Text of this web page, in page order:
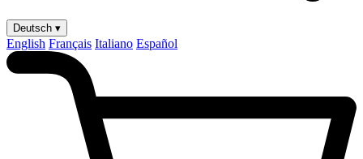
Deutsch ▾
English Français Italiano Español